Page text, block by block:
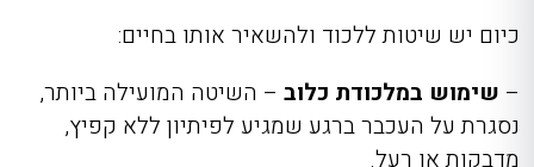
כיום יש שיטות ללכוד ולהשאיר אותו בחיים:
– שימוש במלכודת כלוב – השיטה המועילה ביותר,
נסגרת על העכבר ברגע שמגיע לפיתיון ללא קפיץ,
מדבקות או רעל.